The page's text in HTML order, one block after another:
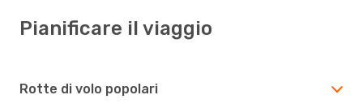
Pianificare il viaggio
Rotte di volo popolari